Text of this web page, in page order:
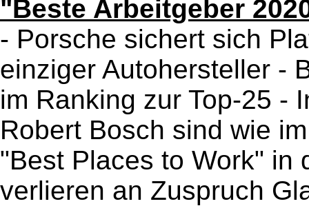
"Beste Arbeitgeber
- Porsche sichert sich
einziger Autohersteller -
im Ranking zur Top-25 -
Robert Bosch sind wie
"Best Places to Work" in
verlieren an Zuspruch